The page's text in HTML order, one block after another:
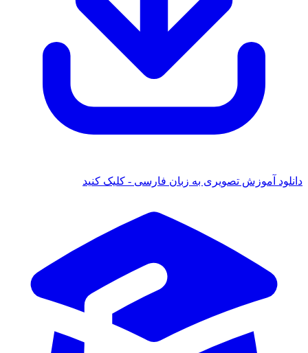
آموزش تصویری به زبان فارسی - کلیک کنید